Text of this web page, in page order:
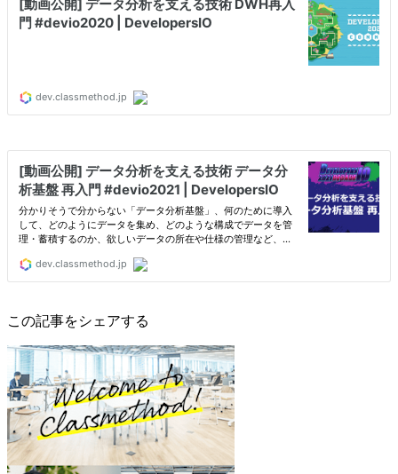
この記事をシェアする